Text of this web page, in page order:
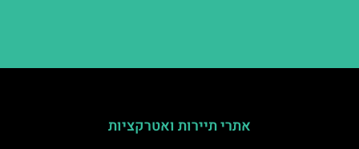
אתרי תיירות ואטרקציות